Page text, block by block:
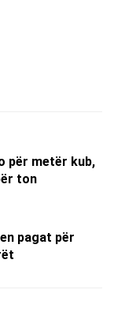
për metër kub,
ton
pagat për